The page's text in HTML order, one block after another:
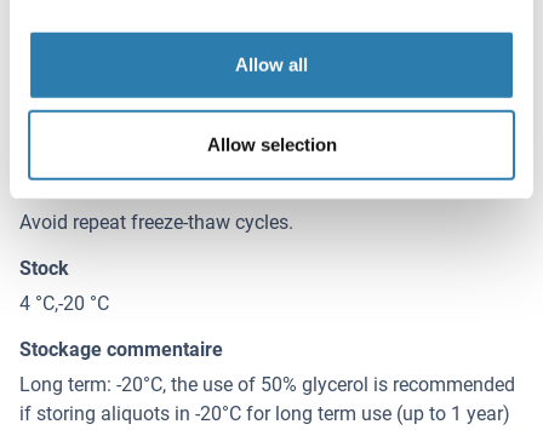
Allow all
Allow selection
Buffer
Lyophilized from PBS with 2 % sucrose
Conseil sur la manipulation
Avoid repeat freeze-thaw cycles.
Stock
4 °C,-20 °C
Stockage commentaire
Long term: -20°C, the use of 50% glycerol is recommended
if storing aliquots in -20°C for long term use (up to 1 year)